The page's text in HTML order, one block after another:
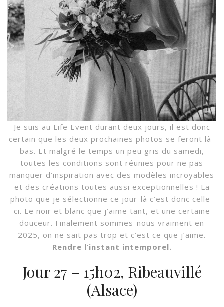
Je suis au Life Event durant deux jours, il est donc
certain que les deux prochaines photos se feront là-
bas. Et malgré le temps un peu gris du samedi,
toutes les conditions sont réunies pour ne pas
manquer d’inspiration avec des modèles incroyables
et des créations toutes aussi exceptionnelles ! La
photo que je sélectionne ce jour-là c’est donc celle-
ci. Le noir et blanc que j’aime tant, et une certaine
douceur. Finalement sommes-nous vraiment en
2025, on ne sait pas trop et c’est ce que j’aime.
Rendre l’instant intemporel.
Jour 27 – 15h02, Ribeauvillé
(Alsace)